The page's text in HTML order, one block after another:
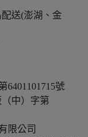
送(澎湖、金
號
中）字第
限公司